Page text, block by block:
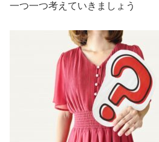
一つ一つ考えていきましょう